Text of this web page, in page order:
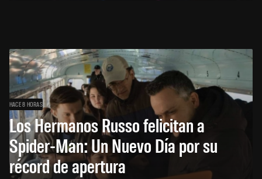
HACE 8 HORAS
Los Hermanos Russo felicitan a
Spider-Man: Un Nuevo Día por su
récord de apertura